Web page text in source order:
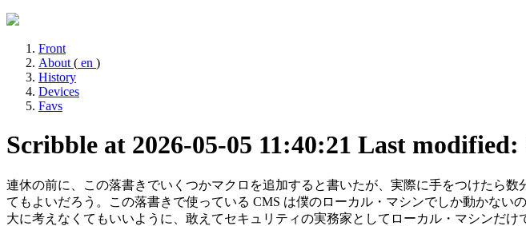
Front
About ( en )
History
Devices
Favs
Scribble at 2026-05-05 11:40:21 Last modified:
連休の前に、この落書きでいくつかマクロを追加すると書いたが、実際に手をつけたら
てもよいだろう。この落書きで使っている CMS は僕のローカル・マシンでしか動かな
大に考えなくてもいいように、敢えてセキュリティの実務家としてローカル・マシンだ